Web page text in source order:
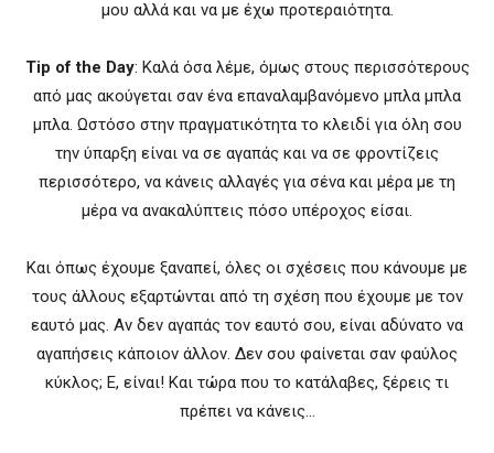
μου αλλά και να με έχω προτεραιότητα.
Tip of the Day: Καλά όσα λέμε, όμως στους περισσότερους
από μας ακούγεται σαν ένα επαναλαμβανόμενο μπλα μπλα
μπλα. Ωστόσο στην πραγματικότητα το κλειδί για όλη σου
την ύπαρξη είναι να σε αγαπάς και να σε φροντίζεις
περισσότερο, να κάνεις αλλαγές για σένα και μέρα με τη
μέρα να ανακαλύπτεις πόσο υπέροχος είσαι.
Και όπως έχουμε ξαναπεί, όλες οι σχέσεις που κάνουμε με
τους άλλους εξαρτώνται από τη σχέση που έχουμε με τον
εαυτό μας. Αν δεν αγαπάς τον εαυτό σου, είναι αδύνατο να
αγαπήσεις κάποιον άλλον. Δεν σου φαίνεται σαν φαύλος
κύκλος; Ε, είναι! Και τώρα που το κατάλαβες, ξέρεις τι
πρέπει να κάνεις…